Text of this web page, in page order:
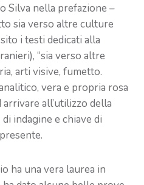
Silva nella prefazione –
sia verso altre culture
i testi dedicati alla
“sia verso altre
arti visive, fumetto.
vera e propria rosa
all’utilizzo della
indagine e chiave di
ha una vera laurea in